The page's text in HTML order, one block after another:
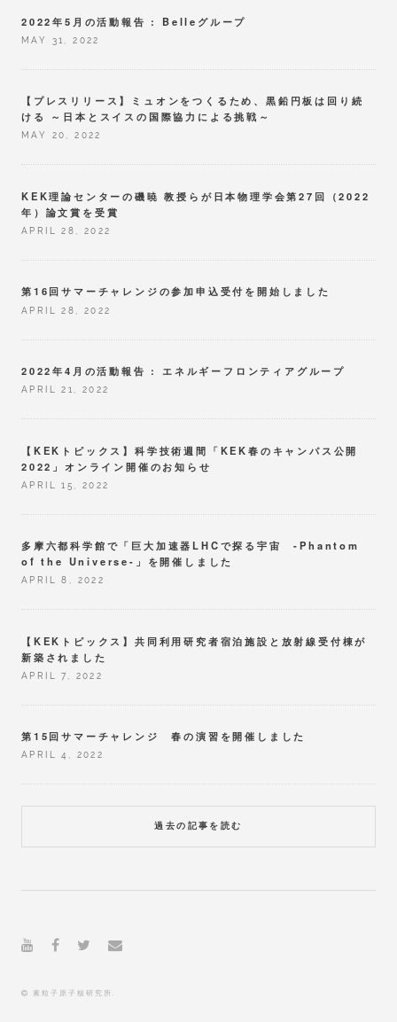
2022年5月の活動報告 : Belleグループ
MAY 31, 2022
【プレスリリース】ミュオンをつくるため、黒鉛円板は回り続
ける ～日本とスイスの国際協力による挑戦～
MAY 20, 2022
KEK理論センターの磯暁 教授らが日本物理学会第27回（2022
年）論文賞を受賞
APRIL 28, 2022
第16回サマーチャレンジの参加申込受付を開始しました
APRIL 28, 2022
2022年4月の活動報告 : エネルギーフロンティアグループ
APRIL 21, 2022
【KEKトピックス】科学技術週間「KEK春のキャンパス公開
2022」オンライン開催のお知らせ
APRIL 15, 2022
多摩六都科学館で「巨大加速器LHCで探る宇宙 -Phantom
of the Universe-」を開催しました
APRIL 8, 2022
【KEKトピックス】共同利用研究者宿泊施設と放射線受付棟が
新築されました
APRIL 7, 2022
第15回サマーチャレンジ 春の演習を開催しました
APRIL 4, 2022
過去の記事を読む
素粒子原子核研究所.